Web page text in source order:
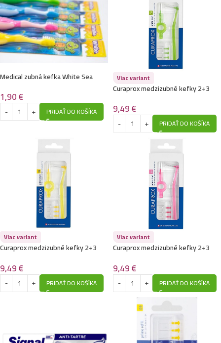
Medical zubná kefka White Sea
1,90€
PRIDAŤ DO KOŠÍKA
Viac variant
Curaprox medzizubné kefky 2+3
9,49€
PRIDAŤ DO KOŠÍKA
Viac variant
Curaprox medzizubné kefky 2+3
9,49€
PRIDAŤ DO KOŠÍKA
Viac variant
Curaprox medzizubné kefky 2+3
9,49€
PRIDAŤ DO KOŠÍKA